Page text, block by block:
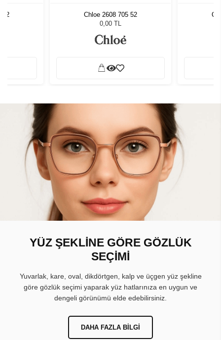
52
Chloe 2608 705 52
0,00 TL
YÜZ ŞEKLİNE GÖRE GÖZLÜK
SEÇİMİ
Yuvarlak, kare, oval, dikdörtgen, kalp ve üçgen yüz şekline
göre gözlük seçimi yaparak yüz hatlarınıza en uygun ve
dengeli görünümü elde edebilirsiniz.
DAHA FAZLA BILGI